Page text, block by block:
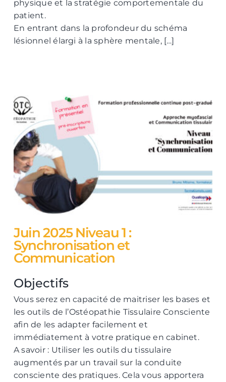
physique et la stratégie comportementale du
patient.
En entrant dans la profondeur du schéma
lésionnel élargi à la sphère mentale, […]
Juin 2025 Niveau 1 :
Synchronisation et
Communication
Objectifs
Vous serez en capacité de maitriser les bases et
les outils de l’Ostéopathie Tissulaire Consciente
afin de les adapter facilement et
immédiatement à votre pratique en cabinet.
A savoir : Utiliser les outils du tissulaire
augmentés par un travail sur la conduite
consciente des pratiques. Cela vous apportera